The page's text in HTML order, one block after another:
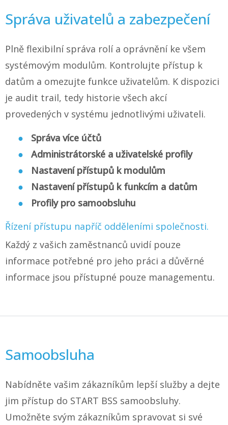
Správa uživatelů a zabezpečení
Plně flexibilní správa rolí a oprávnění ke všem
systémovým modulům. Kontrolujte přístup k
datům a omezujte funkce uživatelům. K dispozici
je audit trail, tedy historie všech akcí
provedených v systému jednotlivými uživateli.
Správa více účtů
Administrátorské a uživatelské profily
Nastavení přístupů k modulům
Nastavení přístupů k funkcím a datům
Profily pro samoobsluhu
Řízení přístupu napříč odděleními společnosti.
Každý z vašich zaměstnanců uvidí pouze
informace potřebné pro jeho práci a důvěrné
informace jsou přístupné pouze managementu.
Samoobsluha
Nabídněte vašim zákazníkům lepší služby a dejte
jim přístup do START BSS samoobsluhy.
Umožněte svým zákazníkům spravovat si své